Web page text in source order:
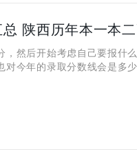
然后开始考虑自己要报什
今年的录取分数线会是多少
高职类专科的高考分数